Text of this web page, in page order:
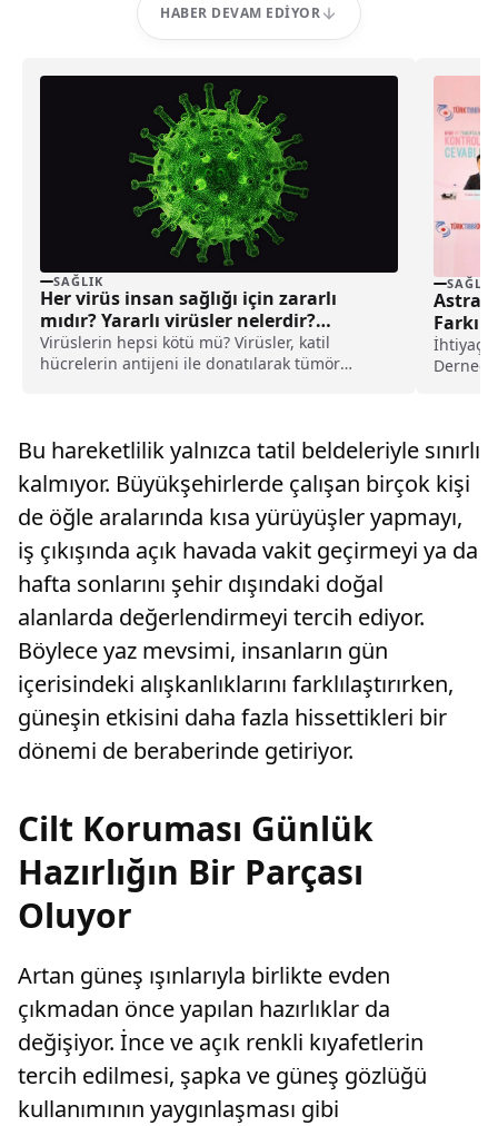
HABER DEVAM EDIYOR
SAĞLIK
Her virüs insan sağlığı için zararlı
mıdır? Yararlı virüsler nelerdir?
Virüs çeşitleri
Virüslerin hepsi kötü mü? Virüsler, katil
hücrelerin antijeni ile donatılarak tümör
SAĞLIK
İhtiyaç
Bu hareketlilik yalnızca tatil beldeleriyle sınırlı
kalmıyor. Büyükşehirlerde çalışan birçok kişi
de öğle aralarında kısa yürüyüşler yapmayı,
iş çıkışında açık havada vakit geçirmeyi ya da
hafta sonlarını şehir dışındaki doğal
alanlarda değerlendirmeyi tercih ediyor.
Böylece yaz mevsimi, insanların gün
içerisindeki alışkanlıklarını farklılaştırırken,
güneşin etkisini daha fazla hissettikleri bir
dönemi de beraberinde getiriyor.
Cilt Koruması Günlük
Hazırlığın Bir Parçası
Oluyor
Artan güneş ışınlarıyla birlikte evden
çıkmadan önce yapılan hazırlıklar da
değişiyor. İnce ve açık renkli kıyafetlerin
tercih edilmesi, şapka ve güneş gözlüğü
kullanımının yaygınlaşması gibi